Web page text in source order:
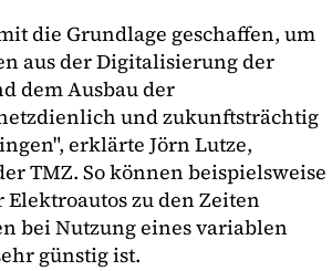
die Grundlage geschaffen, um
aus der Digitalisierung der
dem Ausbau der
und zukunftsträchtig
erklärte Jörn Lutze,
TMZ. So können beispielsweise
zu den Zeiten
bei Nutzung eines variablen
günstig ist.